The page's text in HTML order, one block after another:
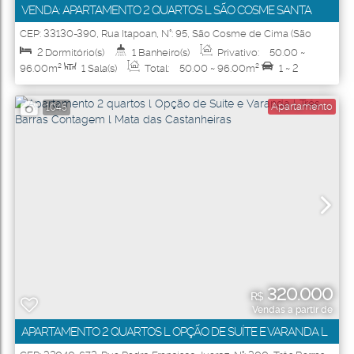
VENDA: APARTAMENTO 2 QUARTOS L SÃO COSME SANTA
LUZIA L RESIDENCIAL ALMENARA
CEP: 33130-390, Rua Itapoan, N°: 95, São Cosme de Cima (São
Benedito)
Santa Luzia, Minas Gerais , Brasil
2 Dormitório(s) 1 Banheiro(s) Privativo: 50.00 ~
96.00m² 1 Sala(s) Total: 50.00 ~ 96.00m²
1 ~ 2
Vaga(s)
Útil: 50.00~ 96.00m²
1045 Apartamento
R$320.000
Vendas a partir de
APARTAMENTO 2 QUARTOS L OPÇÃO DE SUÍTE E VARANDA L